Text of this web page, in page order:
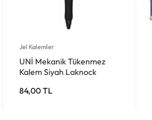
Akrilik Boyalar
ARTDECO Akrilik Boya
Siyah 140ml 3618 – Kaliteli
75,00TL